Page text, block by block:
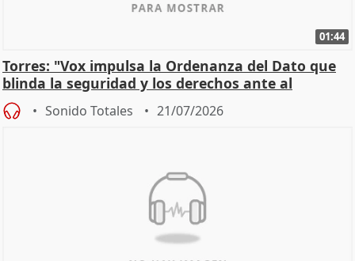
01:44
Torres: "Vox impulsa la Ordenanza del Dato que
blinda la seguridad y los derechos ante al
control"
Sonido Totales 21/07/2026